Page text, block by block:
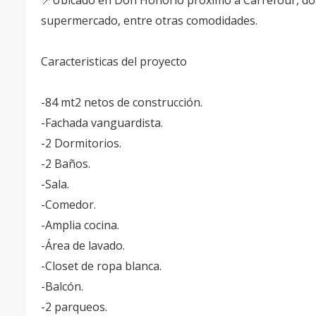
supermercado, entre otras comodidades. ⁣
Caracteristicas del proyecto ⁣
-84 mt2 netos de construcción. ⁣
-Fachada vanguardista. ⁣
-2 Dormitorios. ⁣
-2 Baños. ⁣
-Sala.⁣
-Comedor.⁣
-Amplia cocina.⁣
-Área de lavado. ⁣
-Closet de ropa blanca.⁣
-Balcón.⁣
-2 parqueos. ⁣